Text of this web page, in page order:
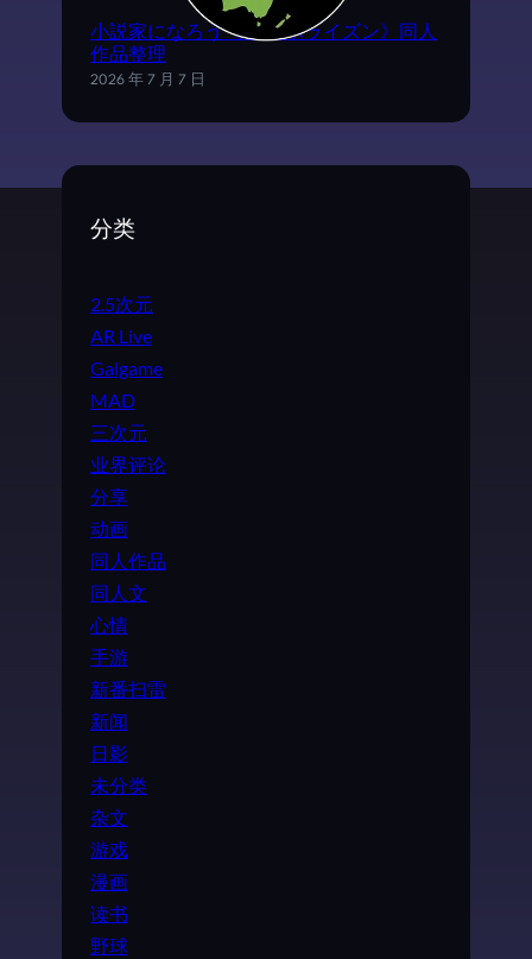
小説家になろう《ログ·ホライズン》同人
作品整理
2026 年 7 月 7 日
分类
2.5次元
AR Live
Galgame
MAD
三次元
业界评论
分享
动画
同人作品
同人文
心情
手游
新番扫雷
新闻
日影
未分类
杂文
游戏
漫画
读书
野球